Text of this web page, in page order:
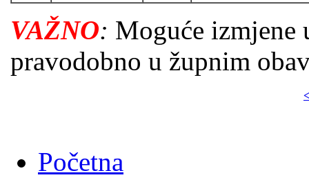
VAŽNO: Moguće izmjene
pravodobno u župnim
Početna